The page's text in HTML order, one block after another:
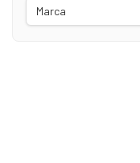
Marca